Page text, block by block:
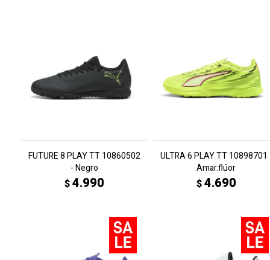
FUTURE 8 PLAY TT 10860502
- Negro
$4.990
ULTRA 6 PLAY TT 10898701
Amar.flúor
$4.690